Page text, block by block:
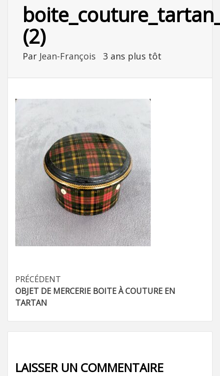
(2)
Par Jean-François 3 ans plus tôt
Navigation
d’article
PRÉCÉDENT
OBJET DE MERCERIE BOITE À COUTURE EN
TARTAN
LAISSER UN COMMENTAIRE